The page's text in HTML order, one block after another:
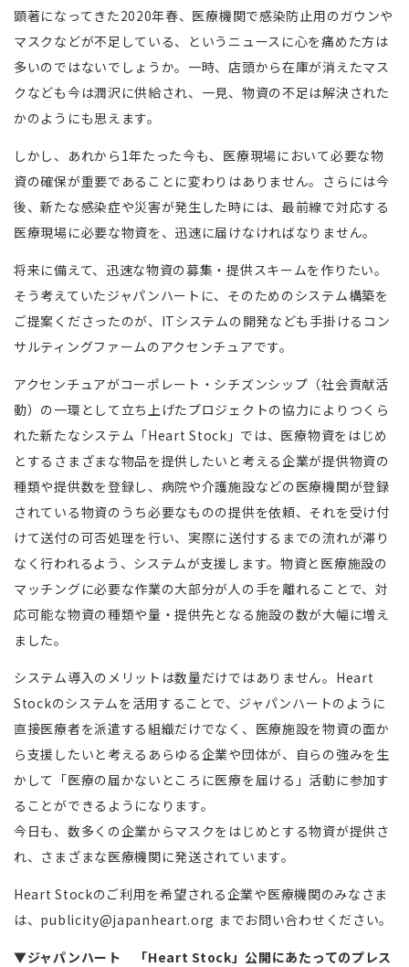
顕著になってきた2020年春、医療機関で感染防止用のガウンや
マスクなどが不足している、というニュースに心を痛めた方は
多いのではないでしょうか。一時、店頭から在庫が消えたマス
クなども今は潤沢に供給され、一見、物資の不足は解決された
かのようにも思えます。
しかし、あれから1年たった今も、医療現場において必要な物
資の確保が重要であることに変わりはありません。さらには今
後、新たな感染症や災害が発生した時には、最前線で対応する
医療現場に必要な物資を、迅速に届けなければなりません。
将来に備えて、迅速な物資の募集・提供スキームを作りたい。
そう考えていたジャパンハートに、そのためのシステム構築を
ご提案くださったのが、ITシステムの開発なども手掛けるコン
サルティングファームのアクセンチュアです。
アクセンチュアがコーポレート・シチズンシップ（社会貢献活
動）の一環として立ち上げたプロジェクトの協力によりつくら
れた新たなシステム「Heart Stock」では、医療物資をはじめ
とするさまざまな物品を提供したいと考える企業が提供物資の
種類や提供数を登録し、病院や介護施設などの医療機関が登録
されている物資のうち必要なものの提供を依頼、それを受け付
けて送付の可否処理を行い、実際に送付するまでの流れが滞り
なく行われるよう、システムが支援します。物資と医療施設の
マッチングに必要な作業の大部分が人の手を離れることで、対
応可能な物資の種類や量・提供先となる施設の数が大幅に増え
ました。
システム導入のメリットは数量だけではありません。Heart
Stockのシステムを活用することで、ジャパンハートのように
直接医療者を派遣する組織だけでなく、医療施設を物資の面か
ら支援したいと考えるあらゆる企業や団体が、自らの強みを生
かして「医療の届かないところに医療を届ける」活動に参加す
ることができるようになります。
今日も、数多くの企業からマスクをはじめとする物資が提供さ
れ、さまざまな医療機関に発送されています。
Heart Stockのご利用を希望される企業や医療機関のみなさま
は、publicity@japanheart.org までお問い合わせください。
▼ジャパンハート 「Heart Stock」公開にあたってのプレス